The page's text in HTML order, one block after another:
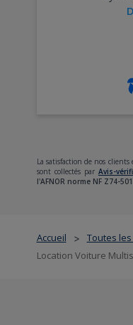
Accueil > Toutes
Location Voiture
La satisfaction de nos
sont collectés par Avis-
l'AFNOR norme NF Z74-